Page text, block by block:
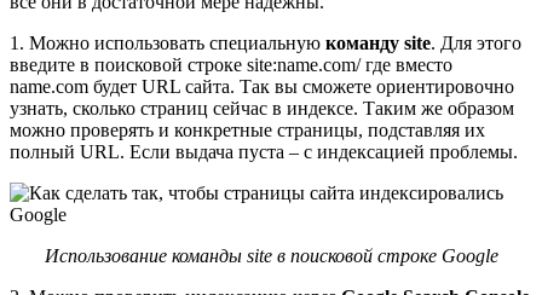
1. Можно использовать специальную команду site. Для этого
введите в поисковой строке site:name.com/ где вместо
name.com будет URL сайта. Так вы сможете ориентировочно
узнать, сколько страниц сейчас в индексе. Таким же образом
можно проверять и конкретные страницы, подставляя их
полный URL. Если выдача пуста – с индексацией проблемы.
Использование команды site в поисковой строке Google